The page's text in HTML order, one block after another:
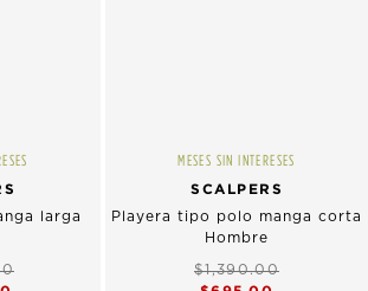
larga
MESES SIN INTERESES
SCALPERS
Playera tipo polo manga corta
Hombre
$1,390.00